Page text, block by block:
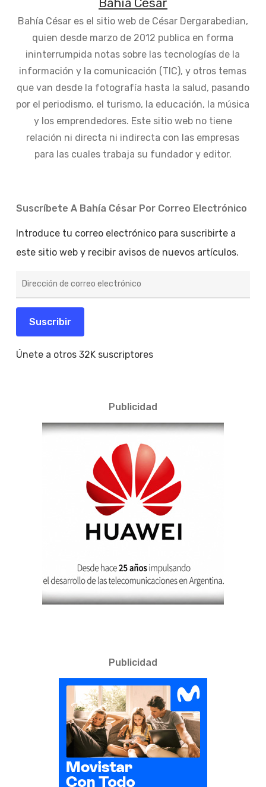
Bahia Cesar
Bahía César es el sitio web de César Dergarabedian,
quien desde marzo de 2012 publica en forma
ininterrumpida notas sobre las tecnologías de la
información y la comunicación (TIC), y otros temas
que van desde la fotografía hasta la salud, pasando
por el periodismo, el turismo, la educación, la música
y los emprendedores. Este sitio web no tiene
relación ni directa ni indirecta con las empresas
para las cuales trabaja su fundador y editor.
Suscríbete A Bahía César Por Correo Electrónico
Introduce tu correo electrónico para suscribirte a
este sitio web y recibir avisos de nuevos artículos.
de
electrónico
Suscribir
Únete a otros 32K suscriptores
Publicidad
Publicidad